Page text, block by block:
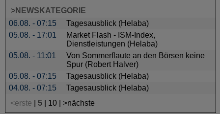
>NEWSKATEGORIE
06.08. - 07:15
Tagesausblick (Helaba)
05.08. - 17:01
Market Flash - ISM-Index,
Dienstleistungen (Helaba)
05.08. - 11:01
Von Sommerflaute an den Börsen keine
Spur (Robert Halver)
05.08. - 07:15
Tagesausblick (Helaba)
04.08. - 07:15
Tagesausblick (Helaba)
<erste
5 10 >nächste